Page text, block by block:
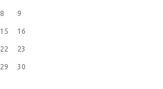
8 9
15 16
22 23
29 30